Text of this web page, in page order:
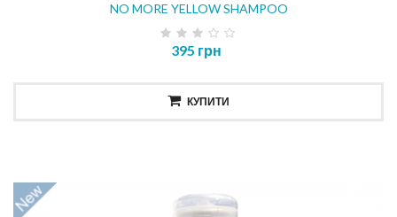
NO MORE YELLOW SHAMPOO
395 грн
КУПИТИ